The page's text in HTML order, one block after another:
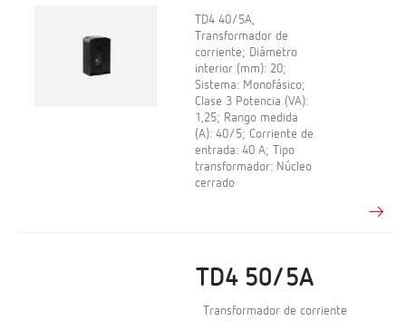
TD4 40/5A,
Transformador de
corriente; Diámetro
interior (mm): 20;
Sistema: Monofásico;
Clase 3 Potencia (VA):
1,25; Rango medida
(A): 40/5; Corriente de
entrada: 40 A; Tipo
transformador: Núcleo
cerrado
TD4 50/5A
Transformador de corriente